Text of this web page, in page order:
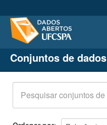
Conjuntos de dados
Organizações
Grupos
Sobre
Conjuntos de dados